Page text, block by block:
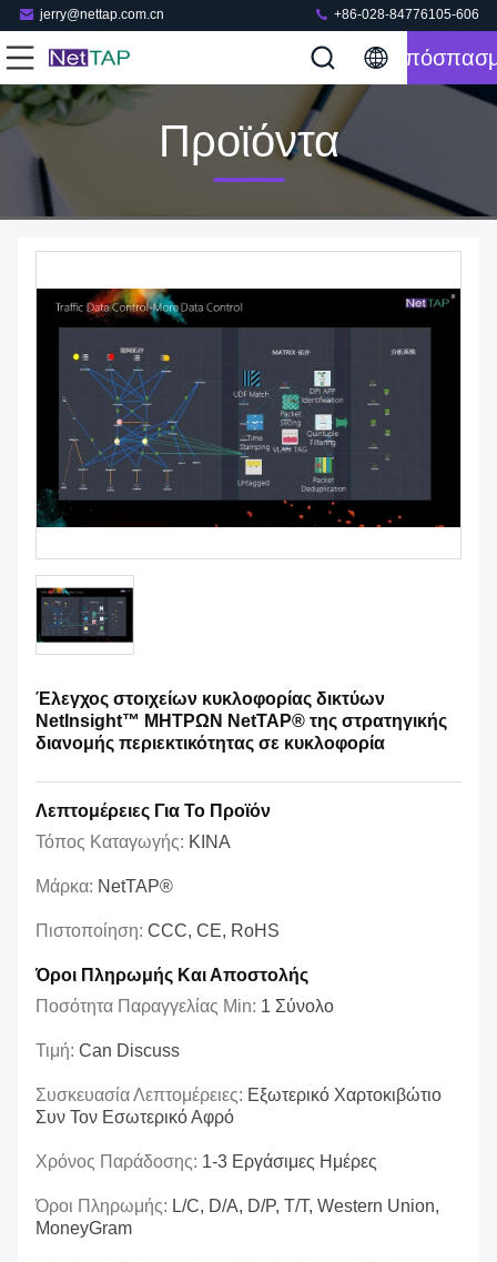
jerry@nettap.com.cn +86-028-84776105-606
Προϊόντα
Έλεγχος στοιχείων κυκλοφορίας δικτύων
NetInsight™ ΜΗΤΡΩΝ NetTAP® της στρατηγικής
διανομής περιεκτικότητας σε κυκλοφορία
Λεπτομέρειες Για Το Προϊόν
Τόπος Καταγωγής: ΚΙΝΑ
Μάρκα: NetTAP®
Πιστοποίηση: CCC, CE, RoHS
Όροι Πληρωμής Και Αποστολής
Ποσότητα Παραγγελίας Min: 1 Σύνολο
Τιμή: Can Discuss
Συσκευασία Λεπτομέρειες: Εξωτερικό Χαρτοκιβώτιο
Συν Τον Εσωτερικό Αφρό
Χρόνος Παράδοσης: 1-3 Εργάσιμες Ημέρες
Όροι Πληρωμής: L/C, D/A, D/P, T/T, Western Union,
MoneyGram